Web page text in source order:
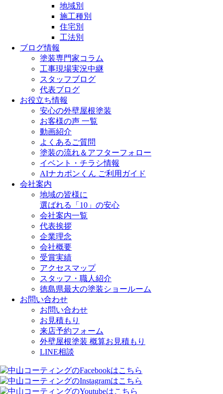
地域別
施工種別
住宅別
工法別
ブログ情報
塗装専門家コラム
工事現場実況中継
スタッフブログ
代表ブログ
お役立ち情報
安心の外壁屋根塗装
お客様の声 一覧
動画紹介
よくあるご質問
塗装の流れ＆アフターフォロー
イベント・チラシ情報
AIナカポンくん ご利用ガイド
会社案内
地域の皆様に
選ばれる「10」の安心
会社案内一覧
代表挨拶
企業理念
会社概要
受賞実績
アクセスマップ
スタッフ・職人紹介
徳島県最大の塗装ショールーム
お問い合わせ
お問い合わせ
お見積もり
来店予約フォーム
外壁屋根塗装 概算お見積もり
LINE相談